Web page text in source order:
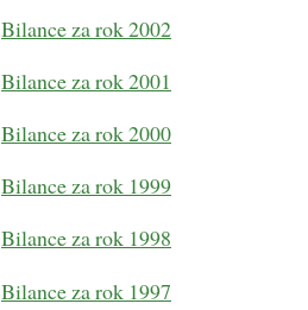
Bilance za rok 2002
Bilance za rok 2001
Bilance za rok 2000
Bilance za rok 1999
Bilance za rok 1998
Bilance za rok 1997